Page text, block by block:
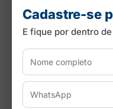
Cadastre-se
E fique por dentro